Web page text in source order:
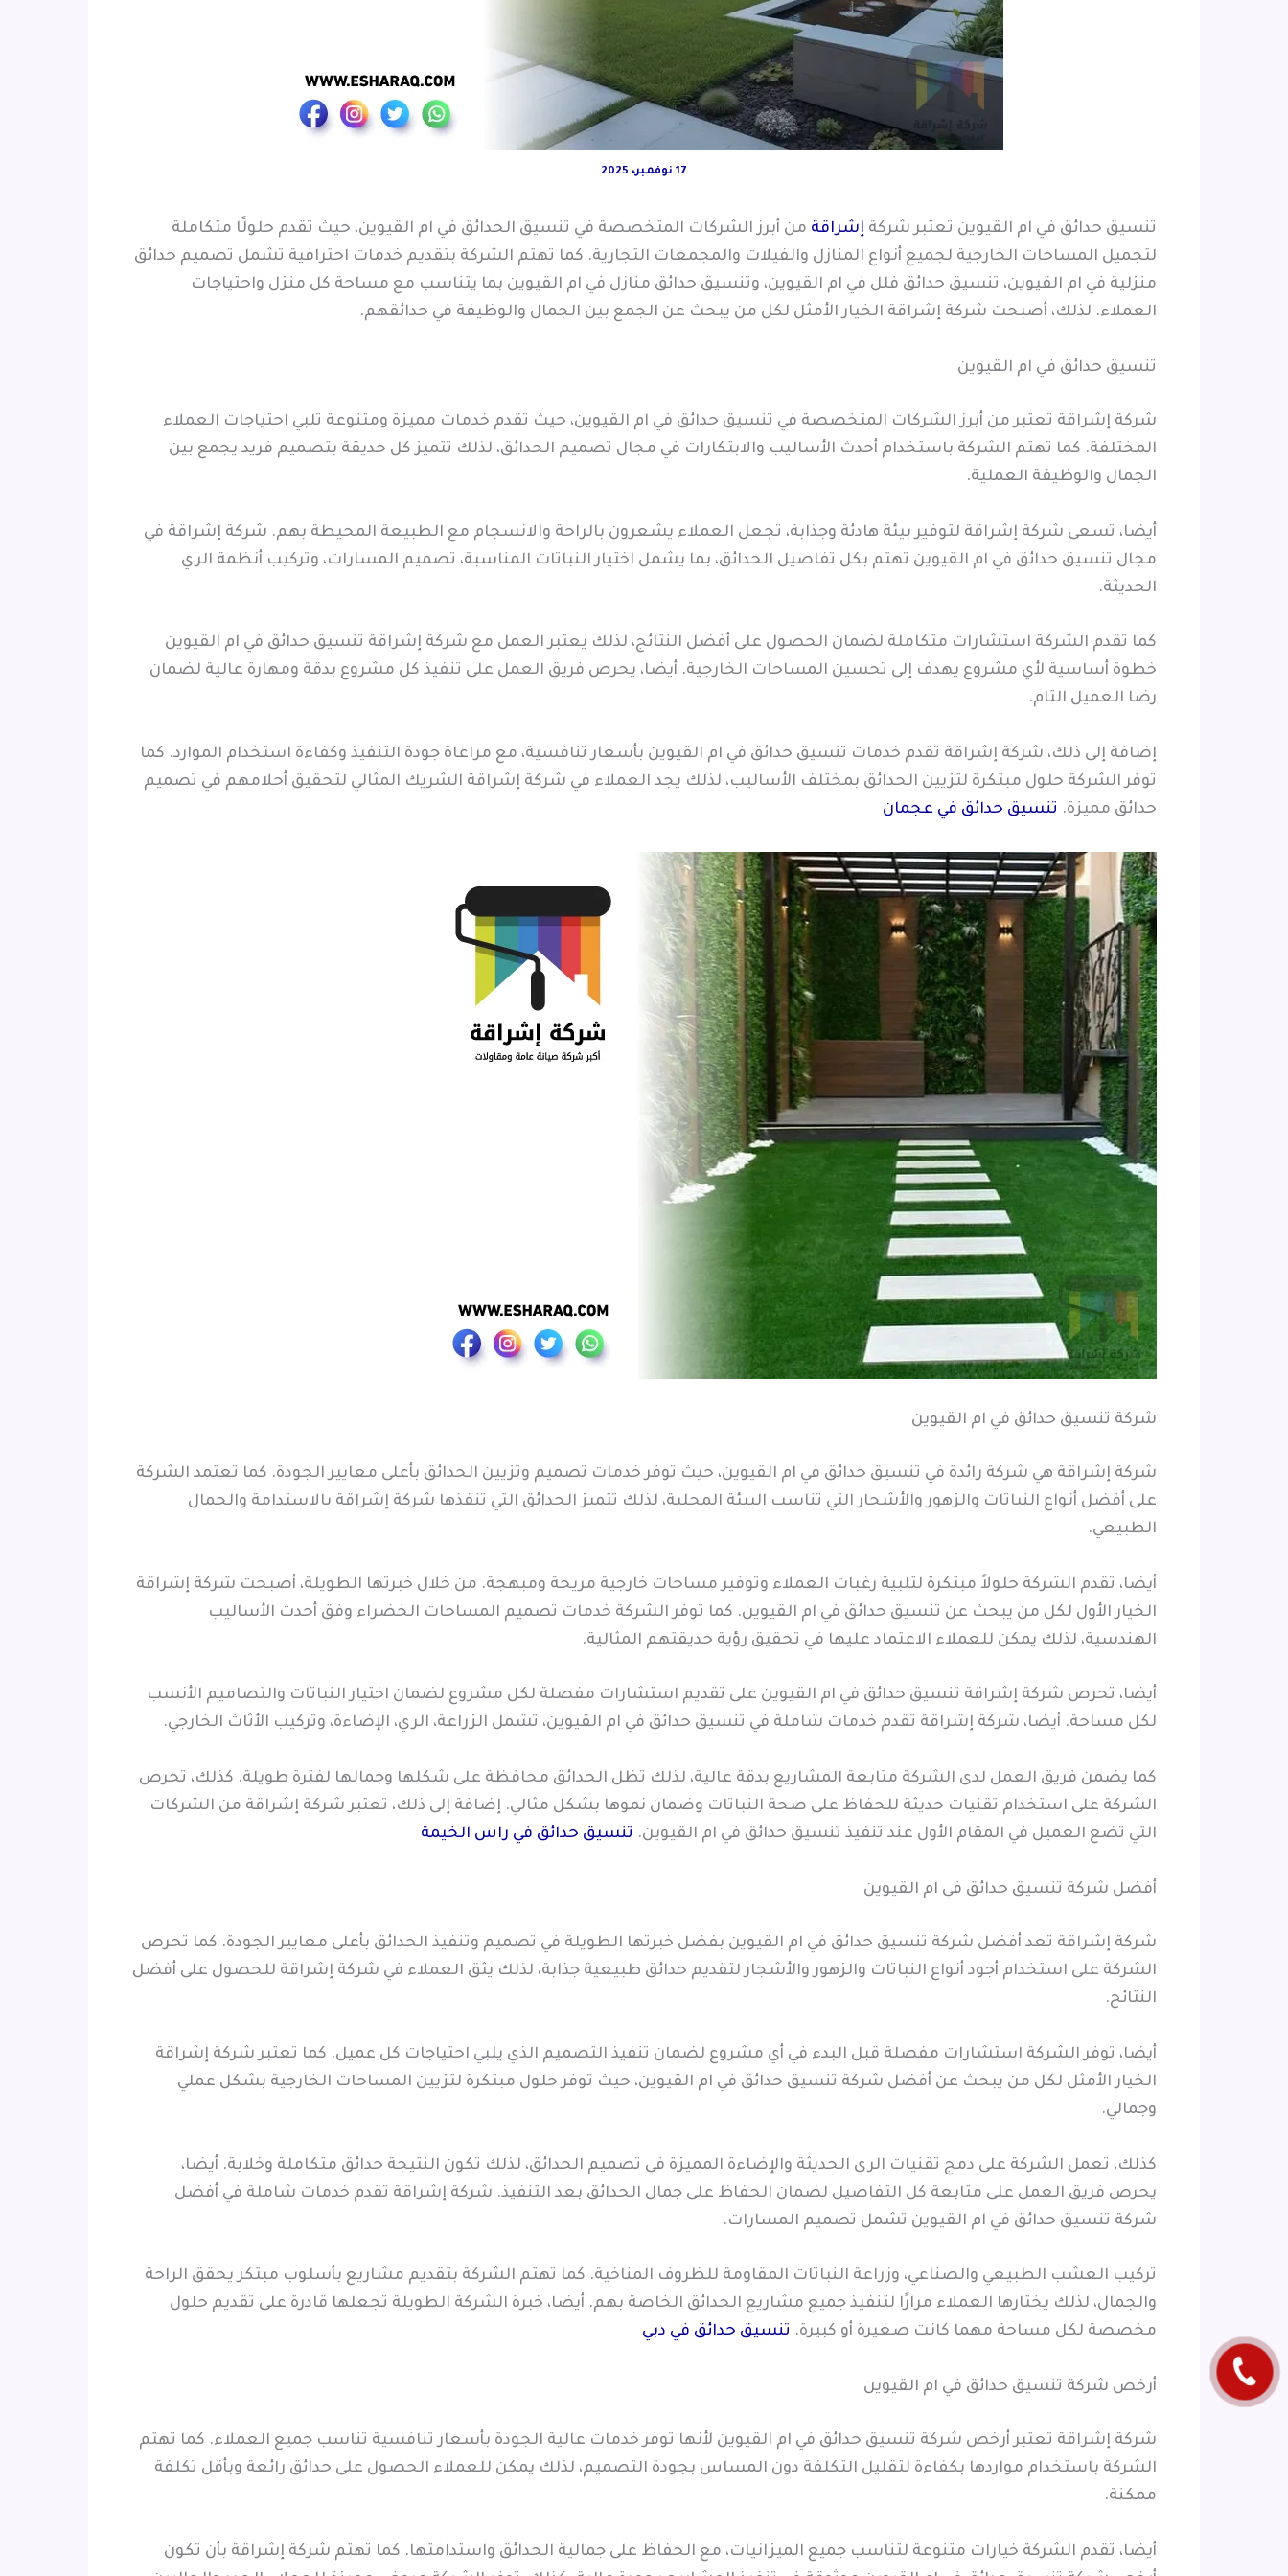
17 نوفمبر، 2025
تنسيق حدائق في ام القيوين تعتبر شركة إشراقة من أبرز الشركات المتخصصة في تنسيق الحدائق في ام القيوين، حيث تقدم حلولًا متكاملة
لتجميل المساحات الخارجية لجميع أنواع المنازل والفيلات والمجمعات التجارية. كما تهتم الشركة بتقديم خدمات احترافية تشمل تصميم حدائق
منزلية في ام القيوين، تنسيق حدائق فلل في ام القيوين، وتنسيق حدائق منازل في ام القيوين بما يتناسب مع مساحة كل منزل واحتياجات
العملاء. لذلك، أصبحت شركة إشراقة الخيار الأمثل لكل من يبحث عن الجمع بين الجمال والوظيفة في حدائقهم.
تنسيق حدائق في ام القيوين
شركة إشراقة تعتبر من أبرز الشركات المتخصصة في تنسيق حدائق في ام القيوين، حيث تقدم خدمات مميزة ومتنوعة تلبي احتياجات العملاء
المختلفة. كما تهتم الشركة باستخدام أحدث الأساليب والابتكارات في مجال تصميم الحدائق، لذلك تتميز كل حديقة بتصميم فريد يجمع بين
الجمال والوظيفة العملية.
أيضا، تسعى شركة إشراقة لتوفير بيئة هادئة وجذابة، تجعل العملاء يشعرون بالراحة والانسجام مع الطبيعة المحيطة بهم. شركة إشراقة في
مجال تنسيق حدائق في ام القيوين تهتم بكل تفاصيل الحدائق، بما يشمل اختيار النباتات المناسبة، تصميم المسارات، وتركيب أنظمة الري
الحديثة.
كما تقدم الشركة استشارات متكاملة لضمان الحصول على أفضل النتائج، لذلك يعتبر العمل مع شركة إشراقة تنسيق حدائق في ام القيوين
خطوة أساسية لأي مشروع يهدف إلى تحسين المساحات الخارجية. أيضا، يحرص فريق العمل على تنفيذ كل مشروع بدقة ومهارة عالية لضمان
رضا العميل التام.
إضافة إلى ذلك، شركة إشراقة تقدم خدمات تنسيق حدائق في ام القيوين بأسعار تنافسية، مع مراعاة جودة التنفيذ وكفاءة استخدام الموارد. كما
توفر الشركة حلول مبتكرة لتزيين الحدائق بمختلف الأساليب، لذلك يجد العملاء في شركة إشراقة الشريك المثالي لتحقيق أحلامهم في تصميم
حدائق مميزة. تنسيق حدائق في عجمان
شركة تنسيق حدائق في ام القيوين
شركة إشراقة هي شركة رائدة في تنسيق حدائق في ام القيوين، حيث توفر خدمات تصميم وتزيين الحدائق بأعلى معايير الجودة. كما تعتمد الشركة
على أفضل أنواع النباتات والزهور والأشجار التي تناسب البيئة المحلية، لذلك تتميز الحدائق التي تنفذها شركة إشراقة بالاستدامة والجمال
الطبيعي.
أيضا، تقدم الشركة حلولاً مبتكرة لتلبية رغبات العملاء وتوفير مساحات خارجية مريحة ومبهجة. من خلال خبرتها الطويلة، أصبحت شركة إشراقة
الخيار الأول لكل من يبحث عن تنسيق حدائق في ام القيوين. كما توفر الشركة خدمات تصميم المساحات الخضراء وفق أحدث الأساليب
الهندسية، لذلك يمكن للعملاء الاعتماد عليها في تحقيق رؤية حديقتهم المثالية.
أيضا، تحرص شركة إشراقة تنسيق حدائق في ام القيوين على تقديم استشارات مفصلة لكل مشروع لضمان اختيار النباتات والتصاميم الأنسب
لكل مساحة. أيضا، شركة إشراقة تقدم خدمات شاملة في تنسيق حدائق في ام القيوين، تشمل الزراعة، الري، الإضاءة، وتركيب الأثاث الخارجي.
كما يضمن فريق العمل لدى الشركة متابعة المشاريع بدقة عالية، لذلك تظل الحدائق محافظة على شكلها وجمالها لفترة طويلة. كذلك، تحرص
الشركة على استخدام تقنيات حديثة للحفاظ على صحة النباتات وضمان نموها بشكل مثالي. إضافة إلى ذلك، تعتبر شركة إشراقة من الشركات
التي تضع العميل في المقام الأول عند تنفيذ تنسيق حدائق في ام القيوين. تنسيق حدائق في راس الخيمة
أفضل شركة تنسيق حدائق في ام القيوين
شركة إشراقة تعد أفضل شركة تنسيق حدائق في ام القيوين بفضل خبرتها الطويلة في تصميم وتنفيذ الحدائق بأعلى معايير الجودة. كما تحرص
الشركة على استخدام أجود أنواع النباتات والزهور والأشجار لتقديم حدائق طبيعية جذابة، لذلك يثق العملاء في شركة إشراقة للحصول على أفضل
النتائج.
أيضا، توفر الشركة استشارات مفصلة قبل البدء في أي مشروع لضمان تنفيذ التصميم الذي يلبي احتياجات كل عميل. كما تعتبر شركة إشراقة
الخيار الأمثل لكل من يبحث عن أفضل شركة تنسيق حدائق في ام القيوين، حيث توفر حلول مبتكرة لتزيين المساحات الخارجية بشكل عملي
وجمالي.
كذلك، تعمل الشركة على دمج تقنيات الري الحديثة والإضاءة المميزة في تصميم الحدائق، لذلك تكون النتيجة حدائق متكاملة وخلابة. أيضا،
يحرص فريق العمل على متابعة كل التفاصيل لضمان الحفاظ على جمال الحدائق بعد التنفيذ. شركة إشراقة تقدم خدمات شاملة في أفضل
شركة تنسيق حدائق في ام القيوين تشمل تصميم المسارات.
تركيب العشب الطبيعي والصناعي، وزراعة النباتات المقاومة للظروف المناخية. كما تهتم الشركة بتقديم مشاريع بأسلوب مبتكر يحقق الراحة
والجمال، لذلك يختارها العملاء مرارًا لتنفيذ جميع مشاريع الحدائق الخاصة بهم. أيضا، خبرة الشركة الطويلة تجعلها قادرة على تقديم حلول
مخصصة لكل مساحة مهما كانت صغيرة أو كبيرة. تنسيق حدائق في دبي
أرخص شركة تنسيق حدائق في ام القيوين
شركة إشراقة تعتبر أرخص شركة تنسيق حدائق في ام القيوين لأنها توفر خدمات عالية الجودة بأسعار تنافسية تناسب جميع العملاء. كما تهتم
الشركة باستخدام مواردها بكفاءة لتقليل التكلفة دون المساس بجودة التصميم، لذلك يمكن للعملاء الحصول على حدائق رائعة وبأقل تكلفة
ممكنة.
أيضا، تقدم الشركة خيارات متنوعة لتناسب جميع الميزانيات، مع الحفاظ على جمالية الحدائق واستدامتها. كما تهتم شركة إشراقة بأن تكون